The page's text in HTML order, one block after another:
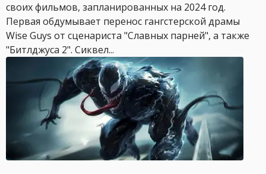
своих фильмов, запланированных на 2024 год.
Первая обдумывает перенос гангстерской драмы
Wise Guys от сценариста "Славных парней", а также
"Битлджуса 2". Сиквел...